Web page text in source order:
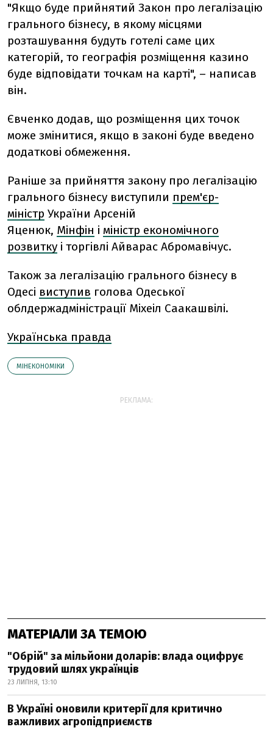
"Якщо буде прийнятий Закон про легалізацію
грального бізнесу, в якому місцями
розташування будуть готелі саме цих
категорій, то географія розміщення казино
буде відповідати точкам на карті", – написав
він.
Євченко додав, що розміщення цих точок
може змінитися, якщо в законі буде введено
додаткові обмеження.
Раніше за прийняття закону про легалізацію
грального бізнесу виступили прем'єр-
міністр України Арсеній
Яценюк, Мінфін і міністр економічного
розвитку і торгівлі Айварас Абромавічус.
Також за легалізацію грального бізнесу в
Одесі виступив голова Одеської
облдержадміністрації Міхеіл Саакашвілі.
Українська правда
МІНЕКОНОМІКИ
РЕКЛАМА:
МАТЕРІАЛИ ЗА ТЕМОЮ
"Обрій" за мільйони доларів: влада оцифрує
трудовий шлях українців
23 ЛИПНЯ, 13:10
В Україні оновили критерії для критично
важливих агропідприємств